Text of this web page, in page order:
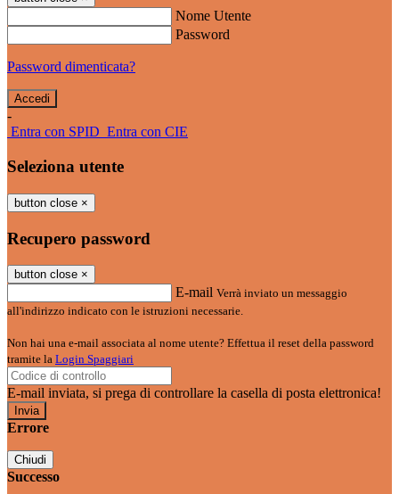
Nome Utente
Password
Password dimenticata?
-
Entra con SPID Entra con CIE
Seleziona utente
button close ×
Recupero password
button close ×
E-mail Verrà inviato un messaggio
all'indirizzo indicato con le istruzioni necessarie.
Non hai una e-mail associata al nome utente? Effettua il reset della password
tramite la Login Spaggiari
E-mail inviata, si prega di controllare la casella di posta elettronica!
Errore
Chiudi
Successo